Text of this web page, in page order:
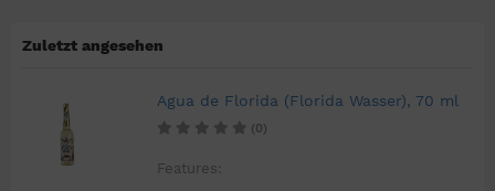
Zuletzt angesehen
Agua de Florida (Florida Wasser), 70 ml
(0)
Features: